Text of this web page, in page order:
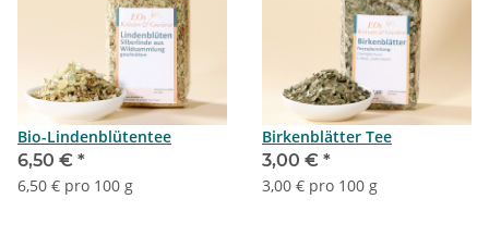
Bio-Lindenblütentee
6,50 € *
6,50 € pro 100 g
Birkenblätter Tee
3,00 € *
3,00 € pro 100 g